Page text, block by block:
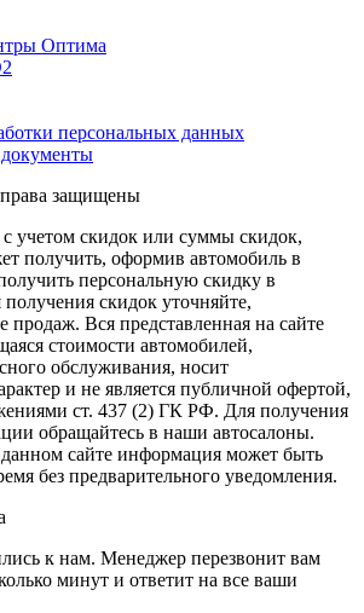
Оптима
персональных данных
защищены
учетом скидок или суммы скидок,
получить, оформив автомобиль в
персональную скидку в
получения скидок уточняйте,
продаж. Вся представленная на сайте
стоимости автомобилей,
обслуживания, носит
и не является публичной офертой,
ст. 437 (2) ГК РФ. Для получения
обращайтесь в наши автосалоны.
сайте информация может быть
без предварительного уведомления.
к нам. Менеджер перезвонит вам
минут и ответит на все ваши